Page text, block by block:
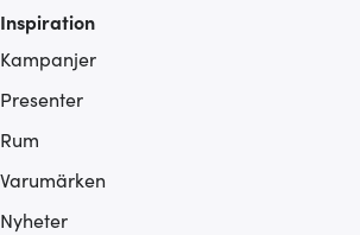
Inspiration
Kampanjer
Presenter
Rum
Varumärken
Nyheter